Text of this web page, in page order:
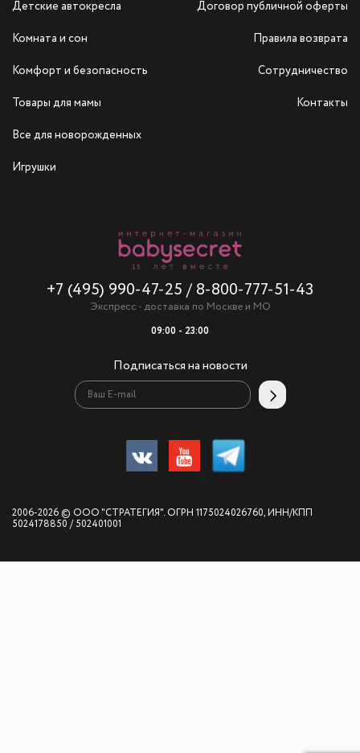
Детские автокресла
Комната и сон
Комфорт и безопасность
Товары для мамы
Все для новорожденных
Игрушки
+7 (495) 990-47-25 / 8-800-777-51-43
Экспресс - доставка по Москве и МО
09:00 - 23:00
Подписаться на новости
Договор публичной оферты
Правила возврата
Сотрудничество
Контакты
2006-2026 © ООО "СТРАТЕГИЯ". ОГРН 1175024026760, ИНН/КПП
5024178850 / 502401001